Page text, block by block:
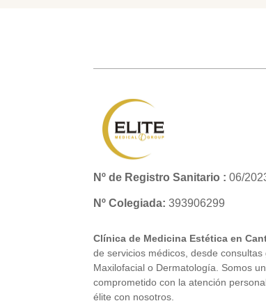
Nº de Registro Sanitario : 06/
Nº Colegiada: 393906299
Clínica de Medicina Estética en
de servicios médicos, desde
Maxilofacial o Dermatología. Somos
comprometido con la atención
élite con nosotros.